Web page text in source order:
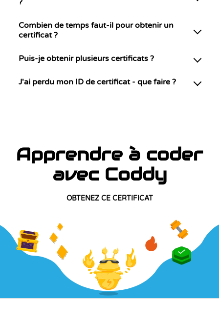
?
Combien de temps faut-il pour obtenir un
certificat ?
Puis-je obtenir plusieurs certificats ?
J'ai perdu mon ID de certificat - que faire ?
Apprendre à coder
avec Coddy
OBTENEZ CE CERTIFICAT